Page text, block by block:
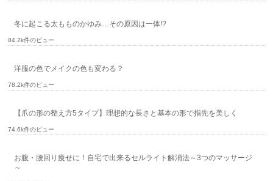
冬に起こる太もものかゆみ…その原因は一体!?
84.2k件のビュー
洋服の色でメイクの色も変わる？
78.2k件のビュー
【爪の形の整え方5タイプ】理想的な長さと基本の形で指先を美しく
74.6k件のビュー
お腹・腰回り痩せに！自宅で出来るセルライト解消法～3つのマッサージ
～